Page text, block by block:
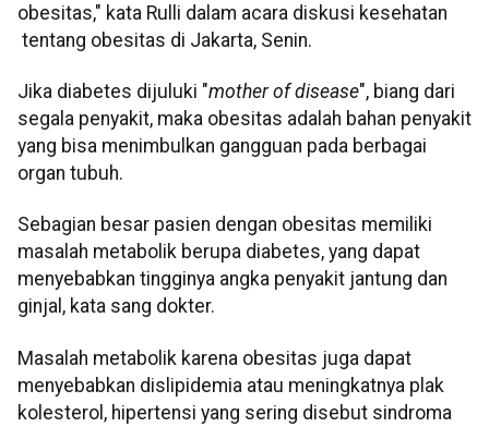
obesitas," kata Rulli dalam acara diskusi kesehatan
tentang obesitas di Jakarta, Senin.
Jika diabetes dijuluki "mother of disease", biang dari
segala penyakit, maka obesitas adalah bahan penyakit
yang bisa menimbulkan gangguan pada berbagai
organ tubuh.
Sebagian besar pasien dengan obesitas memiliki
masalah metabolik berupa diabetes, yang dapat
menyebabkan tingginya angka penyakit jantung dan
ginjal, kata sang dokter.
Masalah metabolik karena obesitas juga dapat
menyebabkan dislipidemia atau meningkatnya plak
kolesterol, hipertensi yang sering disebut sindroma